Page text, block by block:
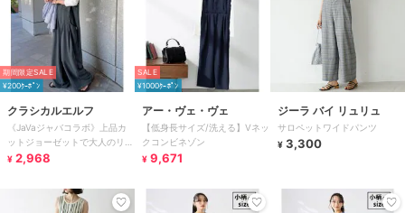
期間限定SALE
¥200ｸｰﾎﾟﾝ
クラシカルエルフ
《JaVaジャバコラボ》上品カ
ットジョーゼットで大人のリラ
ックス感♪Uネックオールイン
¥ 2,968
SALE
¥1000ｸｰﾎﾟﾝ
アー・ヴェ・ヴェ
【低身長サイズ/洗える】Vネッ
クコンビネゾン
¥ 9,671
ジーラ バイ リュリュ
サロペットワイドパンツ
¥ 3,300